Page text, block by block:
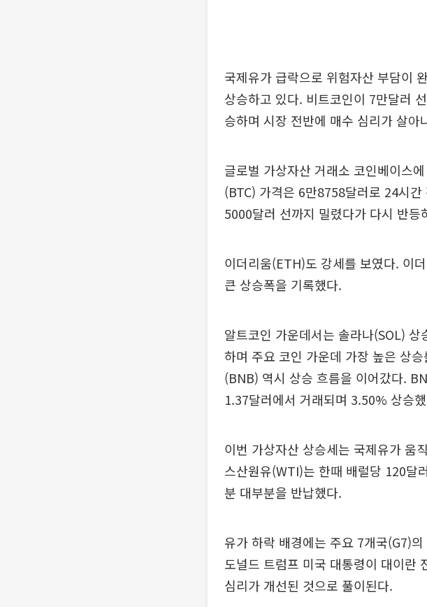
국제유가 급락으로 위험자산 부담이
상승하고 있다. 비트코인이 7만달러
승하며 시장 전반에 매수 심리가 살아
글로벌 가상자산 거래소 코인베이스
(BTC) 가격은 6만8758달러로 24시
5000달러 선까지 밀렸다가 다시 반
이더리움(ETH)도 강세를 보였다. 이
큰 상승폭을 기록했다.
알트코인 가운데서는 솔라나(SOL)
하며 주요 코인 가운데 가장 높은 상
(BNB) 역시 상승 흐름을 이어갔다.
1.37달러에서 거래되며 3.50% 상승
이번 가상자산 상승세는 국제유가 움
스산원유(WTI)는 한때 배럴당 120달
분 대부분을 반납했다.
유가 하락 배경에는 주요 7개국(G7)
도널드 트럼프 미국 대통령이 대이란
심리가 개선된 것으로 풀이된다.